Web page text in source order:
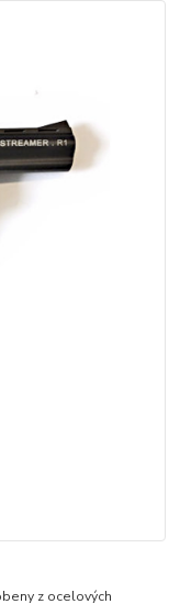
z ocelových